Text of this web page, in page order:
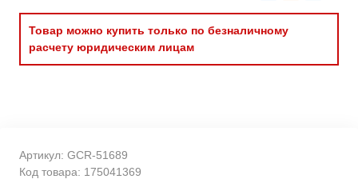
Товар можно купить только по безналичному
расчету юридическим лицам
Артикул: GCR-51689
Код товара: 175041369